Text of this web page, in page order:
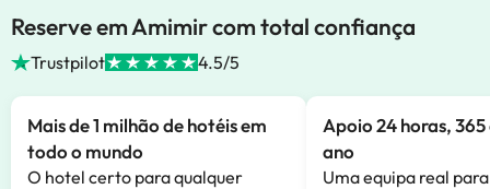
Reserve em Amimir com total confiança
Trustpilot 4.5/5
Mais de 1 milhão de hotéis em
todo o mundo
O hotel certo para qualquer
Apoio 24 horas,
ano
Uma equipa real